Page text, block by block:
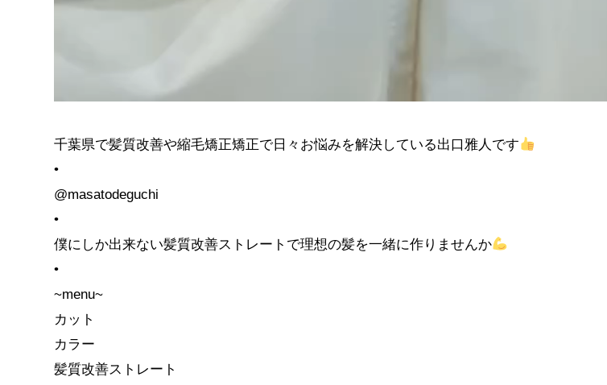
千葉県で髪質改善や縮毛矯正矯正で日々お悩みを解決している出口雅人です
•
@masatodeguchi
•
僕にしか出来ない髪質改善ストレートで理想の髪を一緒に作りませんか
•
~menu~
カット
カラー
髪質改善ストレート